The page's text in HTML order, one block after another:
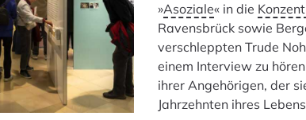
»Asoziale« in die
Ravensbrück sowie
verschleppten Trude
einem Interview zu
ihrer Angehörigen, der
Jahrzehnten ihres